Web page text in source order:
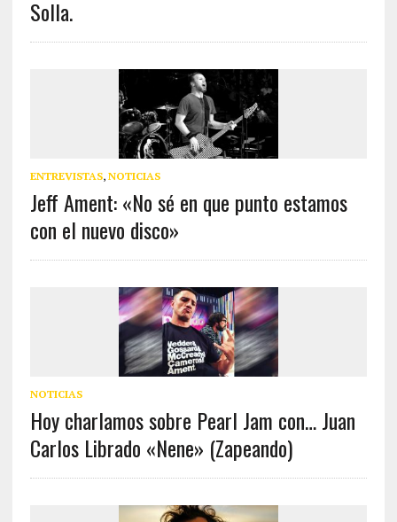
Solla.
ENTREVISTAS, NOTICIAS
Jeff Ament: «No sé en que punto estamos
con el nuevo disco»
NOTICIAS
Hoy charlamos sobre Pearl Jam con… Juan
Carlos Librado «Nene» (Zapeando)